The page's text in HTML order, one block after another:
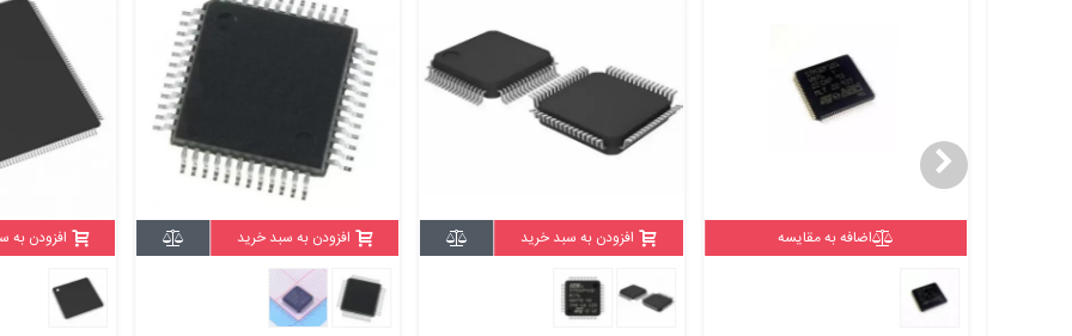
اضافه به مقایسه افزودن به سبد خرید افزودن به سبد خرید افزودن به